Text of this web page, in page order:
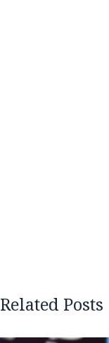
Related Posts